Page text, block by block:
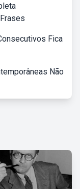
Fica
Não